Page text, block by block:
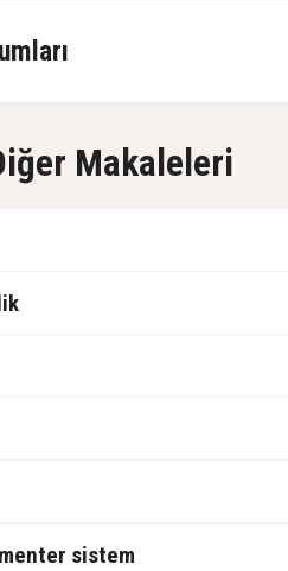
Makaleleri
sistem